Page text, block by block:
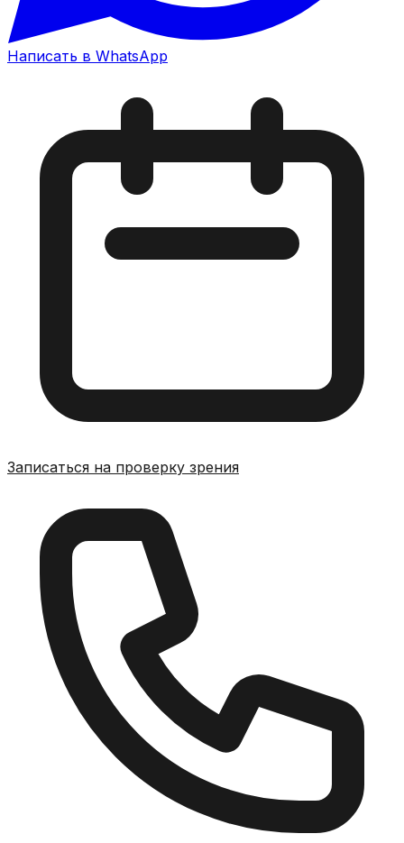
Написать в WhatsApp
Записаться на проверку зрения